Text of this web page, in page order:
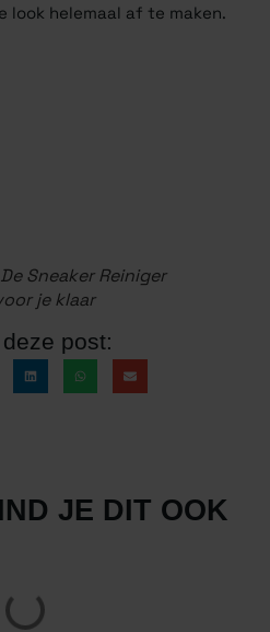
look helemaal af te maken.
Sneaker Reiniger
je klaar
post:
JE DIT OOK